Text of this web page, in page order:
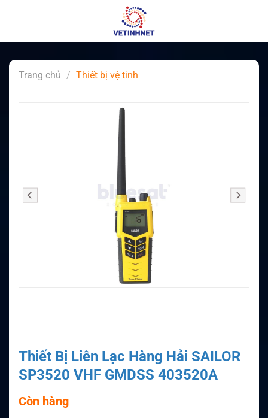
Trang chủ / Thiết bị vệ tinh
Thiết Bị Liên Lạc Hàng Hải SAILOR
SP3520 VHF GMDSS 403520A
Còn hàng